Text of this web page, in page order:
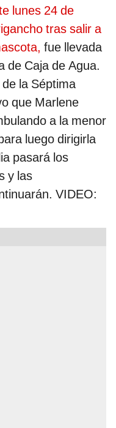
lunes 24 de
tras salir a
fue llevada
de Caja de Agua.
la Séptima
que Marlene
a la menor
luego dirigirla
pasará los
y las
VIDEO: